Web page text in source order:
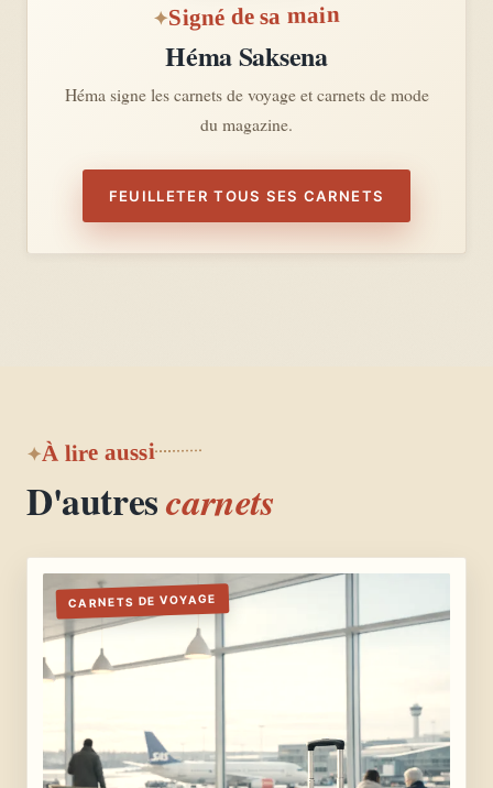
Signé de sa main
Héma Saksena
Héma signe les carnets de voyage et carnets de mode
du magazine.
FEUILLETER TOUS SES CARNETS
À lire aussi
D'autrescarnets
CARNETS DE VOYAGE